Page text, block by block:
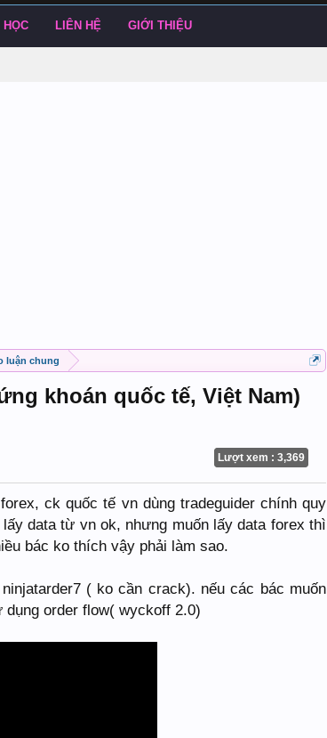
luận chung
khoán quốc tế, Việt Nam)
Lượt xem : 3,369
ck quốc tế vn dùng tradeguider chính quy
data từ vn ok, nhưng muốn lấy data forex thì
bác ko thích vậy phải làm sao.
( ko cần crack). nếu các bác muốn
dụng order flow( wyckoff 2.0)
HỌC LIÊN HỆ GIỚI THIỆU